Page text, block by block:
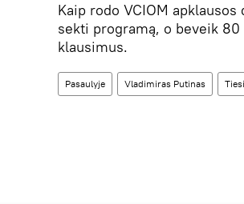
Kaip rodo VCIOM
sekti programą, o beveik
klausimus.
Pasaulyje Vladimiras Putinas